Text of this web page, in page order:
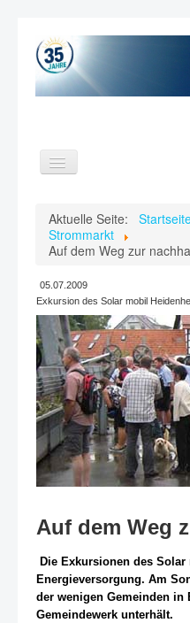
Toggle
Navigation
Themen
Videos
Kontakt
Aktuelle Seite:
Strommarkt
Auf dem Weg zur
05.07.2009
Exkursion des Solar mobil
Auf dem Weg
Die Exkursionen des
Energieversorgung. Am
der wenigen Gemeinden in
Gemeindewerk unterhält.